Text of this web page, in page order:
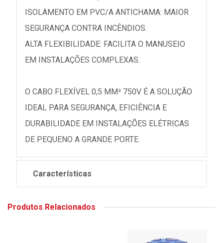
ISOLAMENTO EM PVC/A ANTICHAMA: MAIOR
SEGURANÇA CONTRA INCÊNDIOS.
ALTA FLEXIBILIDADE: FACILITA O MANUSEIO
EM INSTALAÇÕES COMPLEXAS.
O CABO FLEXÍVEL 0,5 MM² 750V É A SOLUÇÃO
IDEAL PARA SEGURANÇA, EFICIÊNCIA E
DURABILIDADE EM INSTALAÇÕES ELÉTRICAS
DE PEQUENO A GRANDE PORTE.
Características
Produtos Relacionados